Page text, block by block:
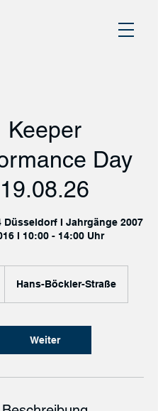
Keeper
Day
19.08.26
Düsseldorf I Jahrgänge 2007
I 10:00 - 14:00 Uhr
Hans-Böckler-Straße
Weiter